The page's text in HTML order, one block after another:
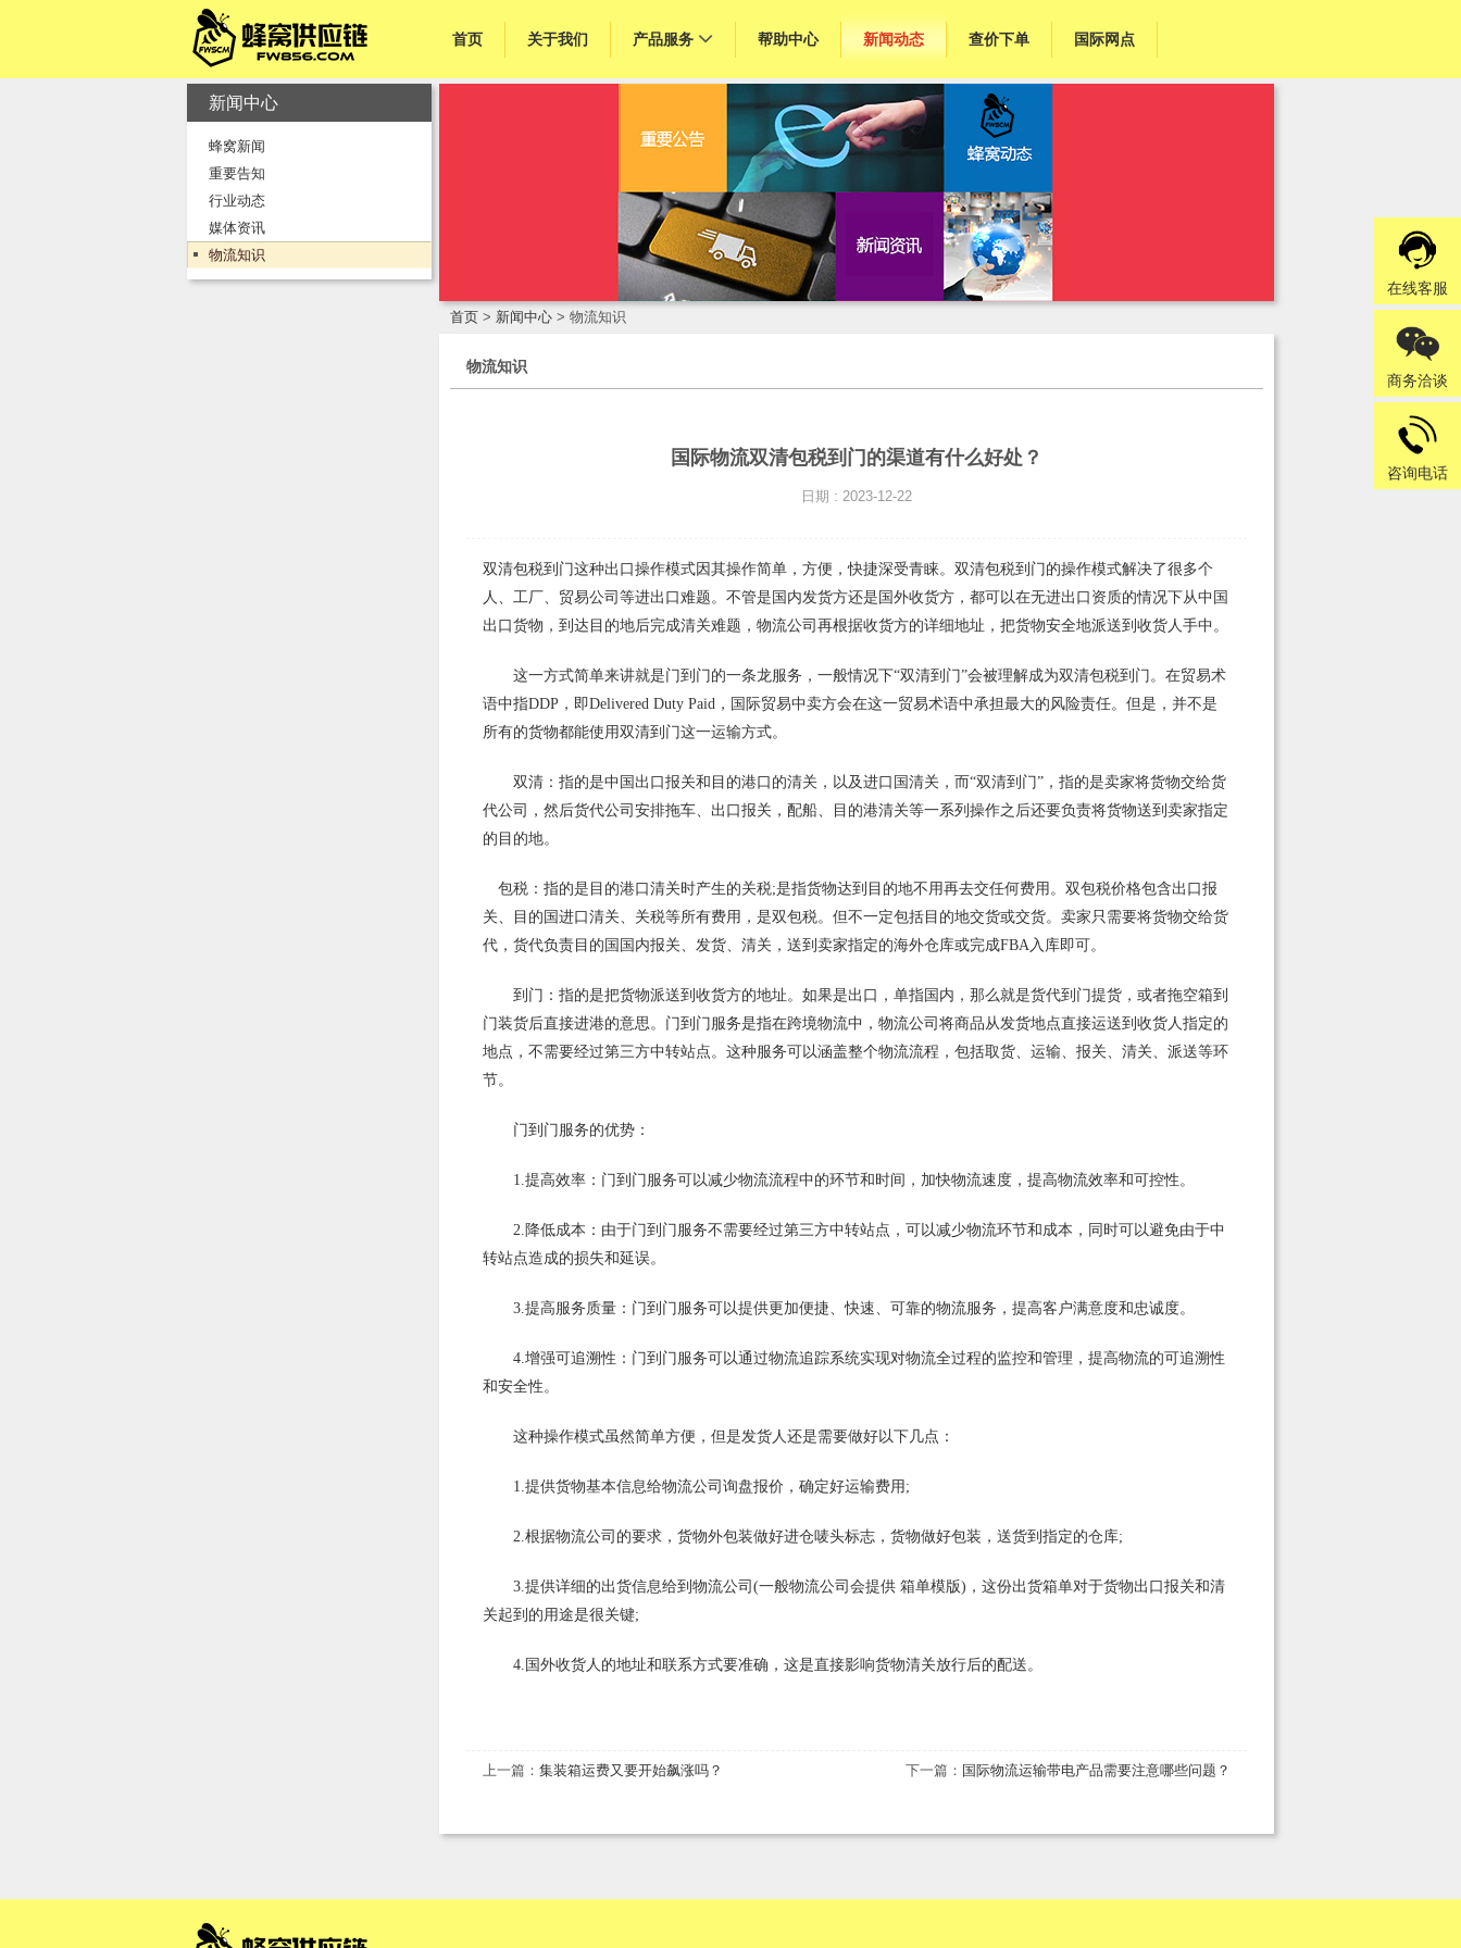
首页 关于我们 产品服务 帮助中心 新闻动态 查价下单 国际网点
新闻中心
蜂窝新闻
重要告知
行业动态
媒体资讯
物流知识
首页 > 新闻中心 > 物流知识
物流知识
国际物流双清包税到门的渠道有什么好处？
日期 : 2023-12-22
双清包税到门这种出口操作模式因其操作简单，方便，快捷深受青睐。双清包税到门的操作模式解决了很多个
人、工厂、贸易公司等进出口难题。不管是国内发货方还是国外收货方，都可以在无进出口资质的情况下从中国
出口货物，到达目的地后完成清关难题，物流公司再根据收货方的详细地址，把货物安全地派送到收货人手中。
这一方式简单来讲就是门到门的一条龙服务，一般情况下“双清到门”会被理解成为双清包税到门。在贸易术
语中指DDP，即Delivered Duty Paid，国际贸易中卖方会在这一贸易术语中承担最大的风险责任。但是，并不是
所有的货物都能使用双清到门这一运输方式。
双清：指的是中国出口报关和目的港口的清关，以及进口国清关，而“双清到门”，指的是卖家将货物交给货
代公司，然后货代公司安排拖车、出口报关，配船、目的港清关等一系列操作之后还要负责将货物送到卖家指定
的目的地。
包税：指的是目的港口清关时产生的关税;是指货物达到目的地不用再去交任何费用。双包税价格包含出口报
关、目的国进口清关、关税等所有费用，是双包税。但不一定包括目的地交货或交货。卖家只需要将货物交给货
代，货代负责目的国国内报关、发货、清关，送到卖家指定的海外仓库或完成FBA入库即可。
到门：指的是把货物派送到收货方的地址。如果是出口，单指国内，那么就是货代到门提货，或者拖空箱到
门装货后直接进港的意思。门到门服务是指在跨境物流中，物流公司将商品从发货地点直接运送到收货人指定的
地点，不需要经过第三方中转站点。这种服务可以涵盖整个物流流程，包括取货、运输、报关、清关、派送等环
节。
门到门服务的优势：
1.提高效率：门到门服务可以减少物流流程中的环节和时间，加快物流速度，提高物流效率和可控性。
2.降低成本：由于门到门服务不需要经过第三方中转站点，可以减少物流环节和成本，同时可以避免由于中
转站点造成的损失和延误。
3.提高服务质量：门到门服务可以提供更加便捷、快速、可靠的物流服务，提高客户满意度和忠诚度。
4.增强可追溯性：门到门服务可以通过物流追踪系统实现对物流全过程的监控和管理，提高物流的可追溯性
和安全性。
这种操作模式虽然简单方便，但是发货人还是需要做好以下几点：
1.提供货物基本信息给物流公司询盘报价，确定好运输费用;
2.根据物流公司的要求，货物外包装做好进仓唛头标志，货物做好包装，送货到指定的仓库;
3.提供详细的出货信息给到物流公司(一般物流公司会提供 箱单模版)，这份出货箱单对于货物出口报关和清
关起到的用途是很关键;
4.国外收货人的地址和联系方式要准确，这是直接影响货物清关放行后的配送。
上一篇： 集装箱运费又要开始飙涨吗？ 下一篇： 国际物流运输带电产品需要注意哪些问题？
在线客服
商务洽谈
咨询电话